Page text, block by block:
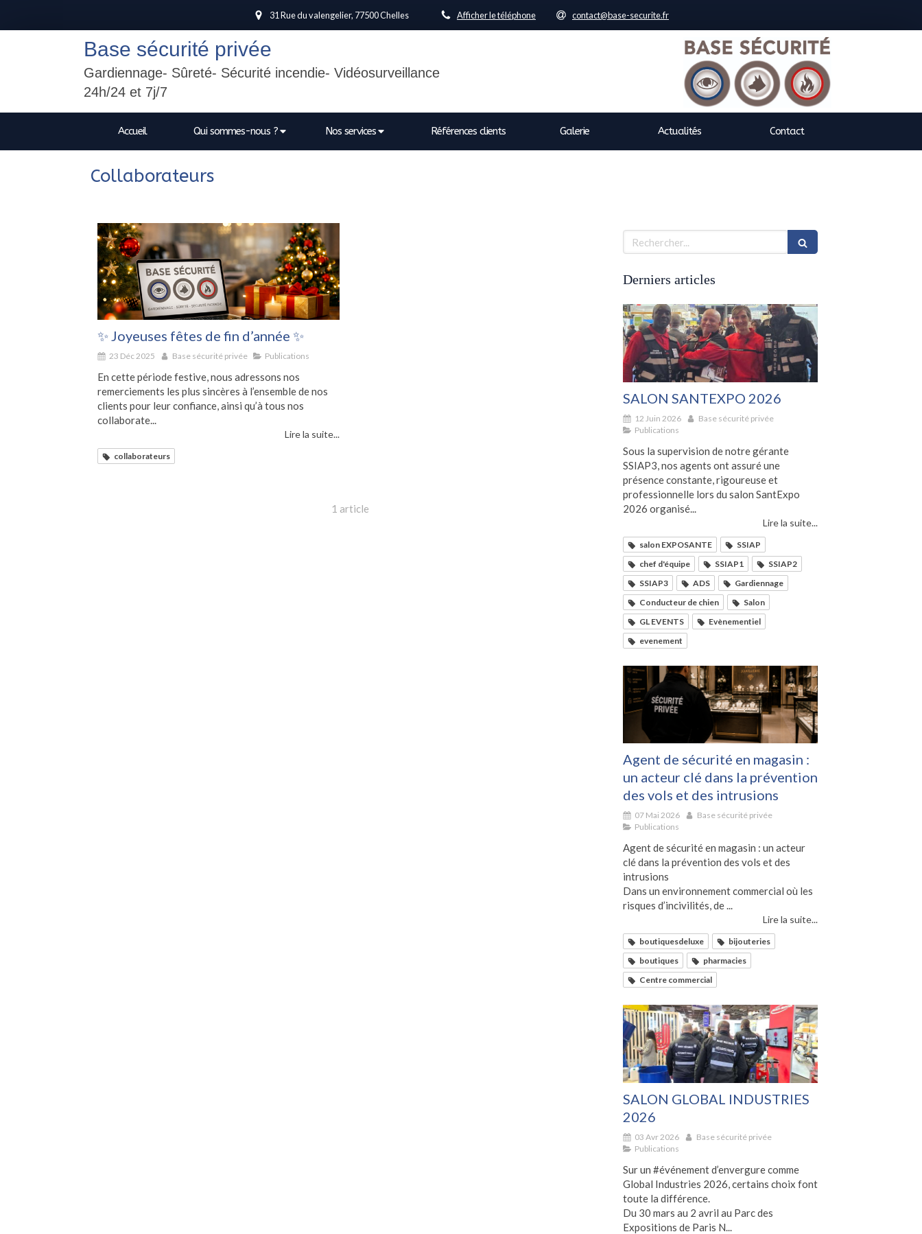
31 Rue du valengelier, 77500 Chelles Afficher le téléphone contact@base-securite.fr
Base sécurité privée
Gardiennage- Sûreté- Sécurité incendie- Vidéosurveillance
24h/24 et 7j/7
Accueil Qui sommes-nous ? Nos services Références clients Galerie Actualités Contact
Collaborateurs
✨ Joyeuses fêtes de fin d’année ✨
23 Déc 2025 Base sécurité privée Publications
En cette période festive, nous adressons nos
remerciements les plus sincères à l’ensemble de nos
clients pour leur confiance, ainsi qu’à tous nos
collaborate...
Lire la suite...
collaborateurs
1 article
Rechercher
Derniers articles
SALON SANTEXPO 2026
12 Juin 2026
Base sécurité privée
Publications
Sous la supervision de notre gérante
SSIAP3, nos agents ont assuré une
présence constante, rigoureuse et
professionnelle lors du salon SantExpo
2026 organisé...
Lire la suite...
salon EXPOSANTE
SSIAP
chef d'équipe
SSIAP1
SSIAP2
SSIAP3
ADS
Gardiennage
Conducteur de chien
Salon
GL EVENTS
Evènementiel
evenement
Agent de sécurité en magasin :
un acteur clé dans la prévention
des vols et des intrusions
07 Mai 2026
Base sécurité privée
Publications
Agent de sécurité en magasin : un acteur
clé dans la prévention des vols et des
intrusions
Dans un environnement commercial où les
risques d’incivilités, de ...
Lire la suite...
boutiquesdeluxe
bijouteries
boutiques
pharmacies
Centre commercial
SALON GLOBAL INDUSTRIES
2026
03 Avr 2026
Base sécurité privée
Publications
Sur un #événement d’envergure comme
Global Industries 2026, certains choix font
toute la différence.
Du 30 mars au 2 avril au Parc des
Expositions de Paris N...